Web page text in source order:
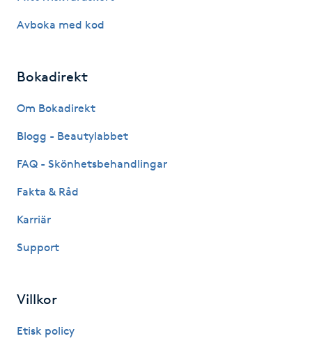
Hårbottenbehandling
Hälsa
IPL
Avboka med kod
Bokadirekt
Om Bokadirekt
Blogg - Beautylabbet
FAQ - Skönhetsbehandlingar
Fakta & Råd
Karriär
Support
Villkor
Etisk policy